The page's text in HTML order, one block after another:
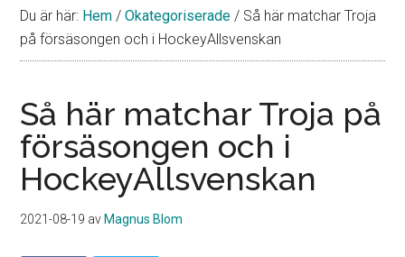
Troja
Ljungby
Du är här: Hem / Okategoriserade / Så här matchar Troja
på försäsongen och i HockeyAllsvenskan
Så här matchar Troja på
försäsongen och i
HockeyAllsvenskan
2021-08-19 av Magnus Blom